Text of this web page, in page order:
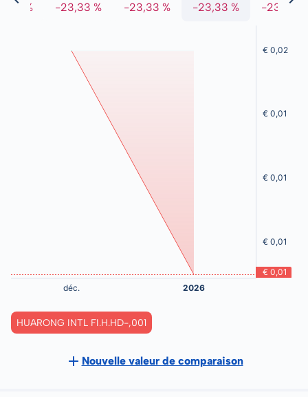
% -23,33 % -23,33 % -23,33 % -23,33 %
HUARONG INTL FI.H.HD-,001
Nouvelle valeur de comparaison